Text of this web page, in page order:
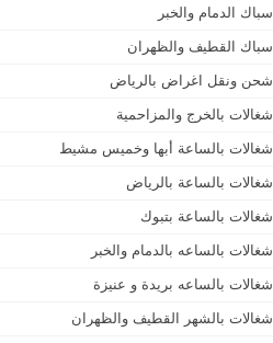
سباك الدمام والخبر
سباك القطيف والظهران
شحن ونقل اغراض بالرياض
شغالات بالخرج والمزاحمية
شغالات بالساعة أبها وخميس مشيط
شغالات بالساعة بالرياض
شغالات بالساعة بتبوك
شغالات بالساعه بالدمام والخبر
شغالات بالساعه بريدة و عنيزة
شغالات بالشهر القطيف والظهران